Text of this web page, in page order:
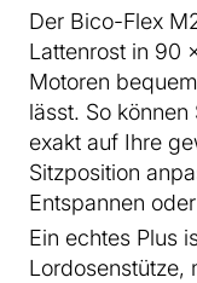
Der Bico-Flex
Lattenrost in 90
Motoren
lässt. So
exakt auf Ihre
Sitzposition
Entspannen
Ein echtes Plus
Lordosenstütze,